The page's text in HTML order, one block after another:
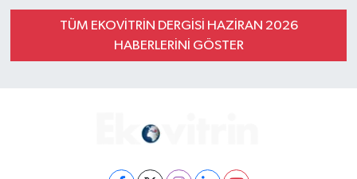
TÜM EKOVITRIN DERGISI HAZIRAN 2026
HABERLERINI GÖSTER